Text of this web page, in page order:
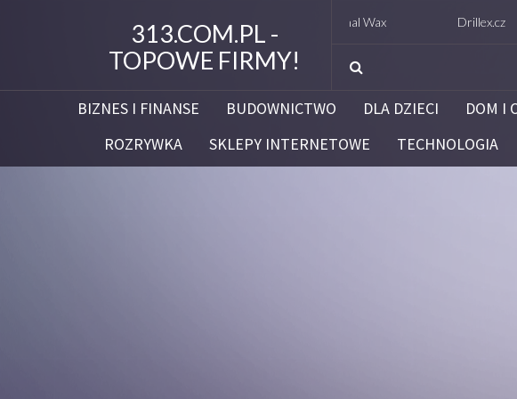
313.COM.PL -
TOPOWE FIRMY!
BIZNES I FINANSE BUDOWNICTWO DLA DZIECI DOM I
ROZRYWKA
SKLEPY INTERNETOWE TECHNOLOGIA